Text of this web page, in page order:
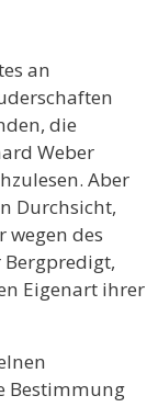
an
die
Weber
Aber
Durchsicht,
wegen des
Eigenart ihrer
Bestimmung